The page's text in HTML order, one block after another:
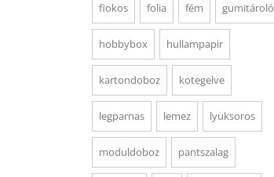
fiokos folia fém gumitároló
hobbybox hullampapir
kartondoboz kotegelve
legparnas lemez lyuksoros
moduldoboz pantszalag